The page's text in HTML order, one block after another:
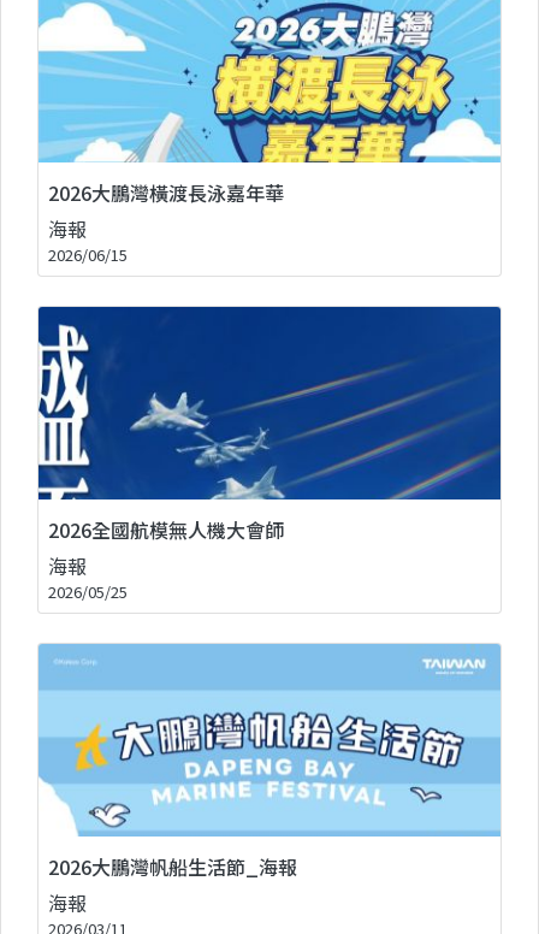
2026大鵬灣橫渡長泳嘉年華
海報
2026/06/15
2026全國航模無人機大會師
海報
2026/05/25
2026大鵬灣帆船生活節_海報
海報
2026/03/11